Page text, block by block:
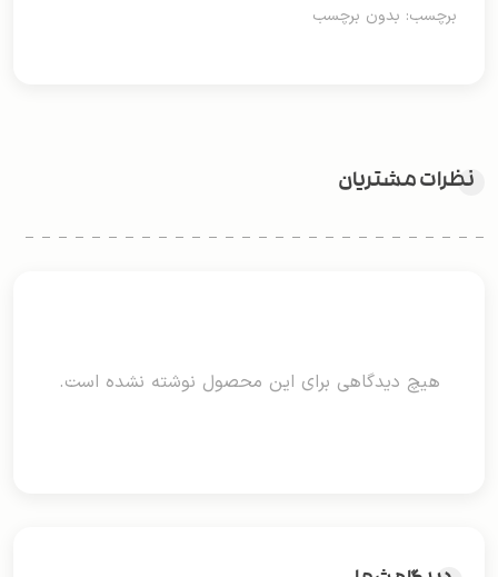
برچسب: بدون برچسب
نظرات مشتریان
هیچ دیدگاهی برای این محصول نوشته نشده است.